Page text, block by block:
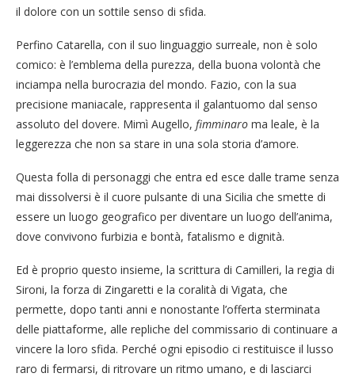
il dolore con un sottile senso di sfida.
Perfino Catarella, con il suo linguaggio surreale, non è solo
comico: è l’emblema della purezza, della buona volontà che
inciampa nella burocrazia del mondo. Fazio, con la sua
precisione maniacale, rappresenta il galantuomo dal senso
assoluto del dovere. Mimì Augello, fimminaro ma leale, è la
leggerezza che non sa stare in una sola storia d’amore.
Questa folla di personaggi che entra ed esce dalle trame senza
mai dissolversi è il cuore pulsante di una Sicilia che smette di
essere un luogo geografico per diventare un luogo dell’anima,
dove convivono furbizia e bontà, fatalismo e dignità.
Ed è proprio questo insieme, la scrittura di Camilleri, la regia di
Sironi, la forza di Zingaretti e la coralità di Vigata, che
permette, dopo tanti anni e nonostante l’offerta sterminata
delle piattaforme, alle repliche del commissario di continuare a
vincere la loro sfida. Perché ogni episodio ci restituisce il lusso
raro di fermarsi, di ritrovare un ritmo umano, e di lasciarci